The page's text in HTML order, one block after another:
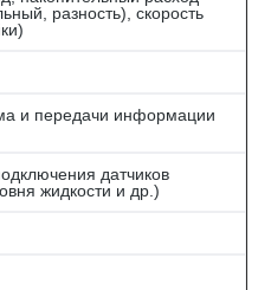
разность), скорость
и передачи информации
датчиков
жидкости и др.)